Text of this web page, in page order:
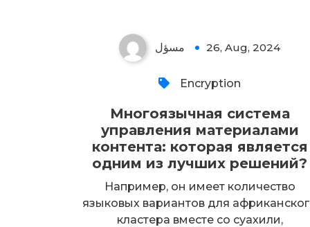
مسؤل 26, Aug, 2024
Encryption
Многоязычная система
управления материалами
контента: которая является
одним из лучших решений?
Например, он имеет количество
языковых вариантов для
кластера вместе со суахили,